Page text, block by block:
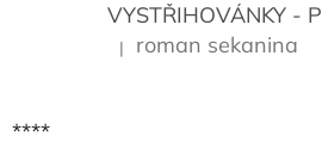
Hodnocení produktu je 5 z 5
| roman sekanina
****